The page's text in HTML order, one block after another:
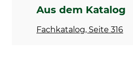
Aus dem Katalog
Fachkatalog, Seite 316